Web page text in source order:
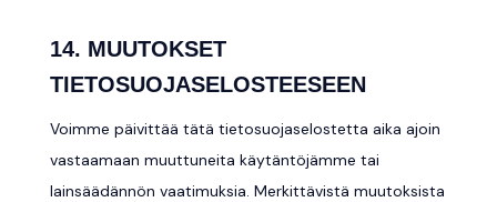
14. MUUTOKSET
TIETOSUOJASELOSTEESEEN
Voimme päivittää tätä tietosuojaselostetta aika ajoin
vastaamaan muuttuneita käytäntöjämme tai
lainsäädännön vaatimuksia. Merkittävistä muutoksista